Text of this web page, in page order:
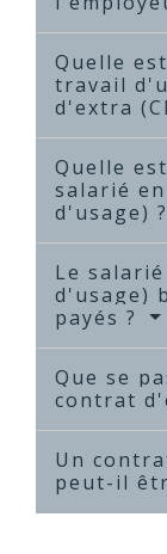
Quelle
travail
d'extra
Quelle
salarié
d'usage) ?
Le
d'usage)
payés ?
Que se
contrat
Un
peut-il